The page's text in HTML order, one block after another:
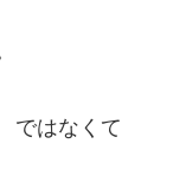
はなくて